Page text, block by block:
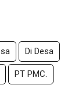
Di Desa
PT PMC.